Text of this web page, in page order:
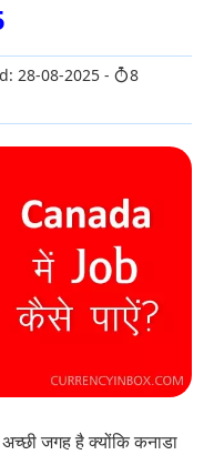
28-08-2025
8
जगह है क्योंकि कनाडा